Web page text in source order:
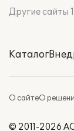
Другие сайты
Каталог
О сайтеО
© 2011-2026